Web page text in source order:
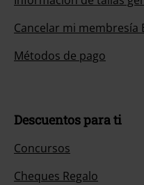
Cancelar mi membresía
Métodos de pago
Descuentos para ti
Concursos
Cheques Regalo